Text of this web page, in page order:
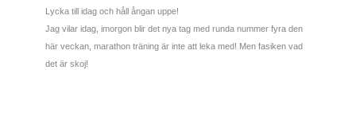
Lycka till idag och håll ångan uppe!
Jag vilar idag, imorgon blir det nya tag med runda nummer fyra den
här veckan, marathon träning är inte att leka med! Men fasiken vad
det är skoj!